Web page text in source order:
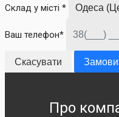
Склад у місті *
Ваш телефон*
Скасувати
Про